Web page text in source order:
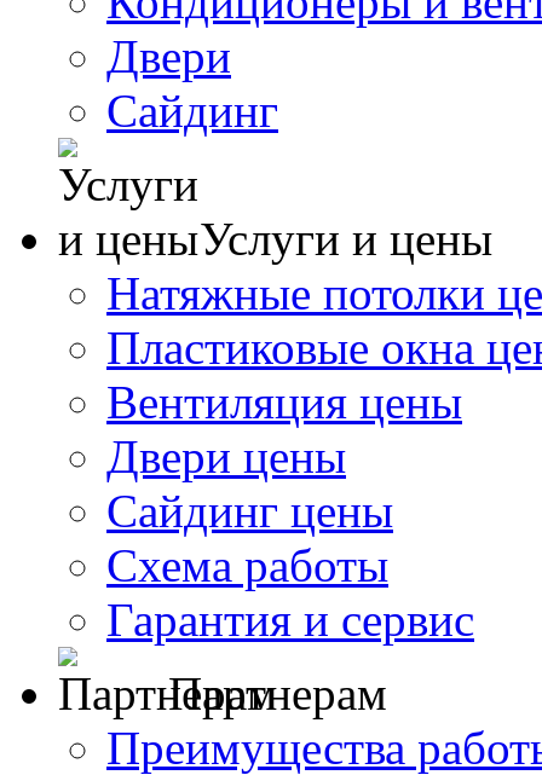
Двери
Сайдинг
Услуги и цены
Натяжные потолки
Пластиковые окна
Вентиляция цены
Двери цены
Сайдинг цены
Схема работы
Гарантия и сервис
Партнерам
Преимущества